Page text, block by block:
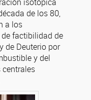
de los 80,
a los
factibilidad de
de Deuterio por
y del